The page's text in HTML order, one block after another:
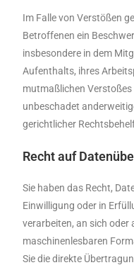
Im Falle von Verstößen
Betroffenen ein
insbesondere in dem
Aufenthalts, ihres
mutmaßlichen
unbeschadet
gerichtlicher
Recht auf
Sie haben das Recht,
Einwilligung oder in
verarbeiten, an sich oder
maschinenlesbaren
Sie die direkte